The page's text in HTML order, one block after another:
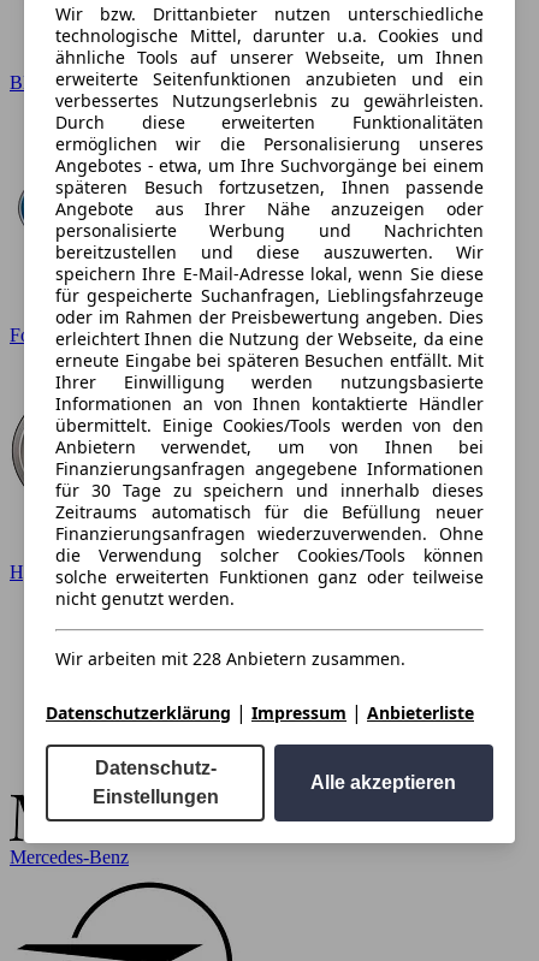
BMW
Ford
Hyundai
Mercedes-Benz
Wir bzw. Drittanbieter nutzen unterschiedliche
technologische Mittel, darunter u.a. Cookies und
ähnliche Tools auf unserer Webseite, um Ihnen
erweiterte Seitenfunktionen anzubieten und ein
verbessertes Nutzungserlebnis zu gewährleisten.
Durch diese erweiterten Funktionalitäten
ermöglichen wir die Personalisierung unseres
Angebotes - etwa, um Ihre Suchvorgänge bei einem
späteren Besuch fortzusetzen, Ihnen passende
Angebote aus Ihrer Nähe anzuzeigen oder
personalisierte Werbung und Nachrichten
bereitzustellen und diese auszuwerten. Wir
speichern Ihre E-Mail-Adresse lokal, wenn Sie diese
für gespeicherte Suchanfragen, Lieblingsfahrzeuge
oder im Rahmen der Preisbewertung angeben. Dies
erleichtert Ihnen die Nutzung der Webseite, da eine
erneute Eingabe bei späteren Besuchen entfällt. Mit
Ihrer Einwilligung werden nutzungsbasierte
Informationen an von Ihnen kontaktierte Händler
übermittelt. Einige Cookies/Tools werden von den
Anbietern verwendet, um von Ihnen bei
Finanzierungsanfragen angegebene Informationen
für 30 Tage zu speichern und innerhalb dieses
Zeitraums automatisch für die Befüllung neuer
Finanzierungsanfragen wiederzuverwenden. Ohne
die Verwendung solcher Cookies/Tools können
solche erweiterten Funktionen ganz oder teilweise
nicht genutzt werden.
Wir arbeiten mit 228 Anbietern zusammen.
Datenschutzerklärung | Impressum | Anbieterliste
Datenschutz-
Einstellungen
Alle akzeptieren